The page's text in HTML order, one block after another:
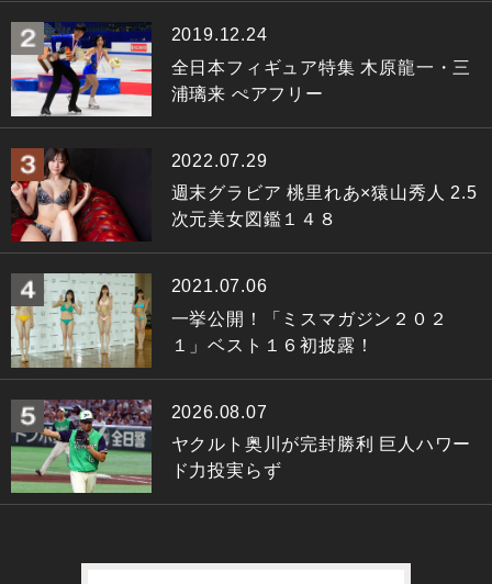
2019.12.24
全日本フィギュア特集 木原龍一・三
浦璃来 ぺアフリー
2022.07.29
週末グラビア 桃里れあ×猿山秀人 2.5
次元美女図鑑１４８
2021.07.06
一挙公開！「ミスマガジン２０２
１」ベスト１６初披露！
2026.08.07
ヤクルト奥川が完封勝利 巨人ハワー
ド力投実らず